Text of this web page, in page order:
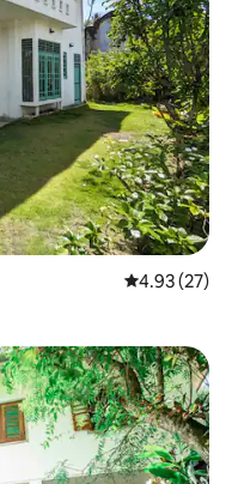
レビュー27
4.93 (27)